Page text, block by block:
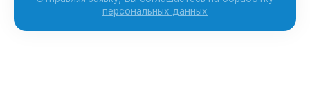
персональных данных